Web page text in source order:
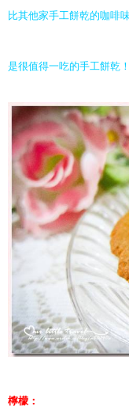
比其他家手工餅乾的咖啡
是很值得一吃的手工餅乾！
檸檬：